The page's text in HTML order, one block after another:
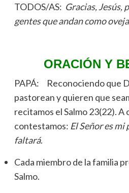
TODOS/AS: Gracias, Jesús,
gentes que andan como
ORACIÓN Y
PAPÁ: Reconociendo que
pastorean y quieren que
recitamos el Salmo 23(22). A
contestamos: El Señor es mi
faltará.
Cada miembro de la familia
Salmo.